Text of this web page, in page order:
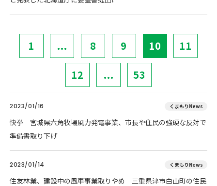
1 ... 8 9 10 11
12 ... 53
2023/01/16 くまもりNews
快挙 宮城県六角牧場風力発電事業、市長や住民の強硬な反対で
準備書取り下げ
2023/01/14 くまもりNews
住友林業、建設中の風車事業取りやめ 三重県津市白山町の住民